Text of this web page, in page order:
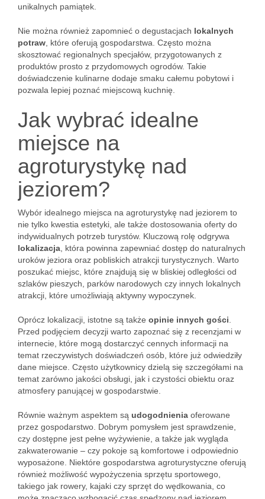
unikalnych pamiątek.
Nie można również zapomnieć o degustacjach lokalnych
potraw , które oferują gospodarstwa. Często można
skosztować regionalnych specjałów, przygotowanych z
produktów prosto z przydomowych ogrodów. Takie
doświadczenie kulinarne dodaje smaku całemu pobytowi i
pozwala lepiej poznać miejscową kuchnię.
Jak wybrać idealne
miejsce na
agroturystykę nad
jeziorem?
Wybór idealnego miejsca na agroturystykę nad jeziorem to
nie tylko kwestia estetyki, ale także dostosowania oferty do
indywidualnych potrzeb turystów. Kluczową rolę odgrywa
lokalizacja , która powinna zapewniać dostęp do naturalnych
uroków jeziora oraz pobliskich atrakcji turystycznych. Warto
poszukać miejsc, które znajdują się w bliskiej odległości od
szlaków pieszych, parków narodowych czy innych lokalnych
atrakcji, które umożliwiają aktywny wypoczynek.
Oprócz lokalizacji, istotne są także opinie innych gości
Przed podjęciem decyzji warto zapoznać się z recenzjami w
internecie, które mogą dostarczyć cennych informacji na
temat rzeczywistych doświadczeń osób, które już odwiedziły
dane miejsce. Często użytkownicy dzielą się szczegółami na
temat zarówno jakości obsługi, jak i czystości obiektu oraz
atmosfery panującej w gospodarstwie.
Równie ważnym aspektem są udogodnienia oferowane
przez gospodarstwo. Dobrym pomysłem jest sprawdzenie,
czy dostępne jest pełne wyżywienie, a także jak wygląda
zakwaterowanie – czy pokoje są komfortowe i odpowiednio
wyposażone. Niektóre gospodarstwa agroturystyczne oferują
również możliwość wypożyczenia sprzętu sportowego,
takiego jak rowery, kajaki czy sprzęt do wędkowania, co